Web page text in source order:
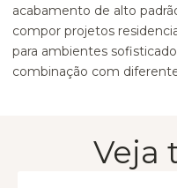
acabamento de alto
compor projetos
para ambientes
combinação com
Veja